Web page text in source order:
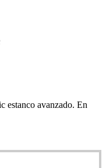
estanco avanzado. En